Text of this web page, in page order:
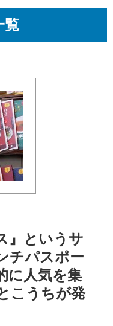
覧
』というサ
チパスポー
に人気を集
こうちが発